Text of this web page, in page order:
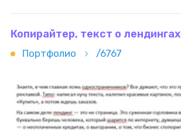
Копирайтер, текст о лендингах
Портфолио /6767